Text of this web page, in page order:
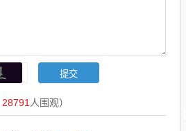
28791 人围观）